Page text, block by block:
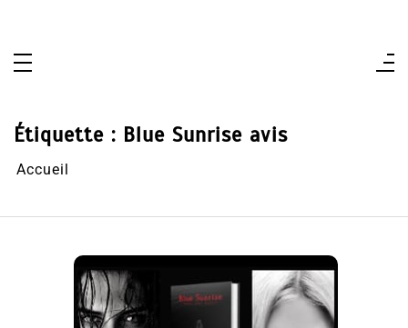
Étiquette : Blue Sunrise avis
Accueil